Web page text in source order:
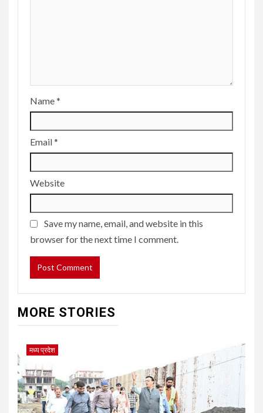
Name*
Email*
Website
Save my name, email, and website in this
browser for the next time I comment.
MORE STORIES
मध्य प्रदेश